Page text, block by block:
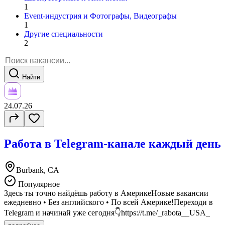
1
Event-индустрия и Фотографы, Видеографы
1
Другие специальности
2
Найти
24.07.26
Работа в Telegram-канале каждый день
Burbank, CA
Популярное
Здесь ты точно найдёшь работу в АмерикеНовые вакансии
ежедневно • Без английского • По всей Америке!Переходи в
Telegram и начинай уже сегодня👇https://t.me/_rabota__USA_